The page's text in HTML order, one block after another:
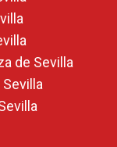
de Sevilla